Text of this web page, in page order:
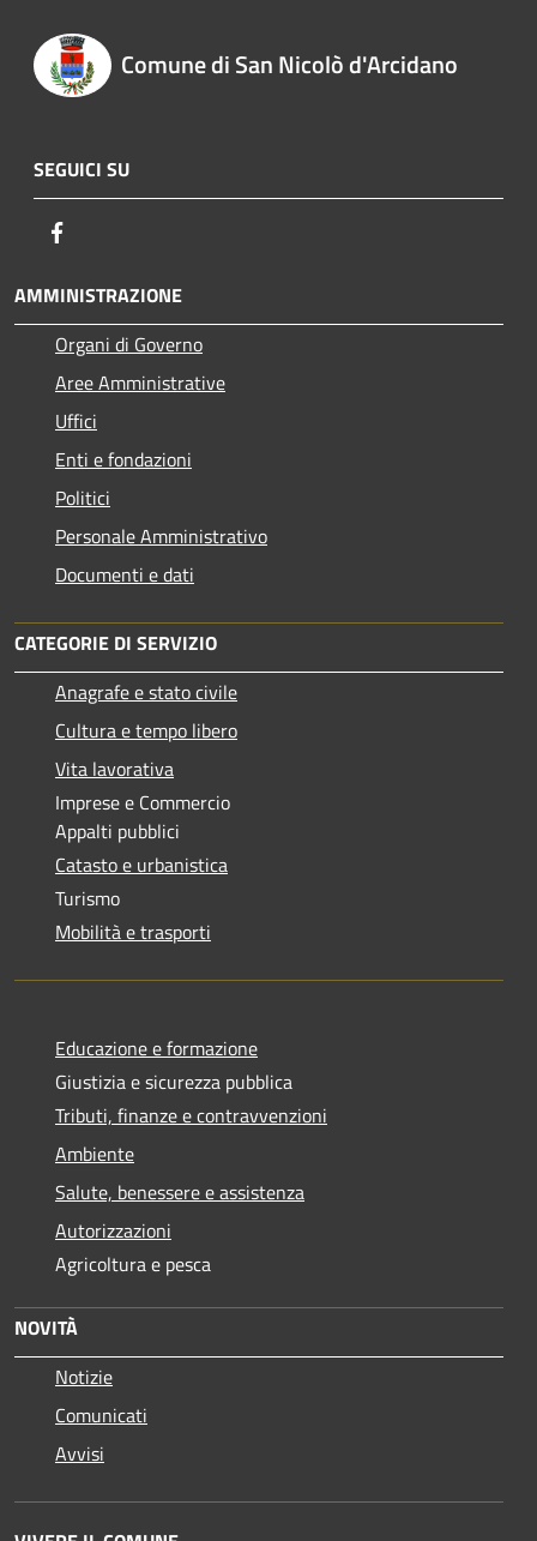
Comune di San Nicolò d'Arcidano
SEGUICI SU
AMMINISTRAZIONE
Organi di Governo
Aree Amministrative
Uffici
Enti e fondazioni
Politici
Personale Amministrativo
Documenti e dati
CATEGORIE DI SERVIZIO
Anagrafe e stato civile
Cultura e tempo libero
Vita lavorativa
Imprese e Commercio
Appalti pubblici
Catasto e urbanistica
Turismo
Mobilità e trasporti
Educazione e formazione
Giustizia e sicurezza pubblica
Tributi, finanze e contravvenzioni
Ambiente
Salute, benessere e assistenza
Autorizzazioni
Agricoltura e pesca
NOVITÀ
Notizie
Comunicati
Avvisi